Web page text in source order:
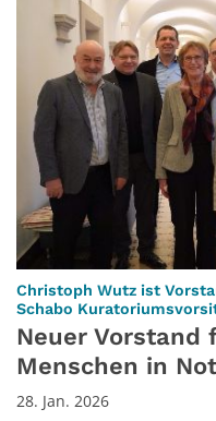
Christoph Wutz ist
Schabo
Neuer Vorstand
Menschen in
28. Jan. 2026